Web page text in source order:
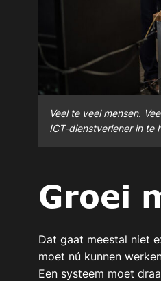
Veel te veel mensen.
ICT-dienstverlener in te
Groei
Dat gaat meestal niet
moet nú kunnen
Een systeem moet